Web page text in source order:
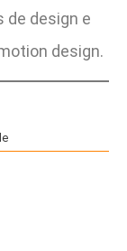
de design e
design.